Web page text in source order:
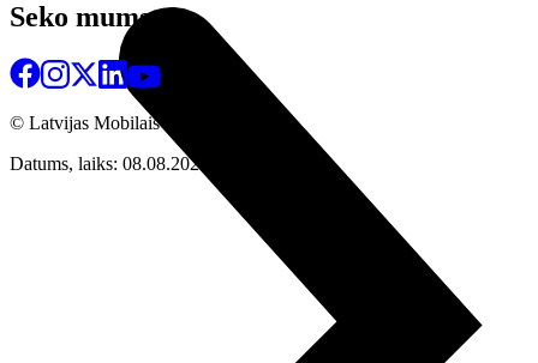
Seko mums
© Latvijas Mobilais Telefons
Datums, laiks: 08.08.2026 11:09